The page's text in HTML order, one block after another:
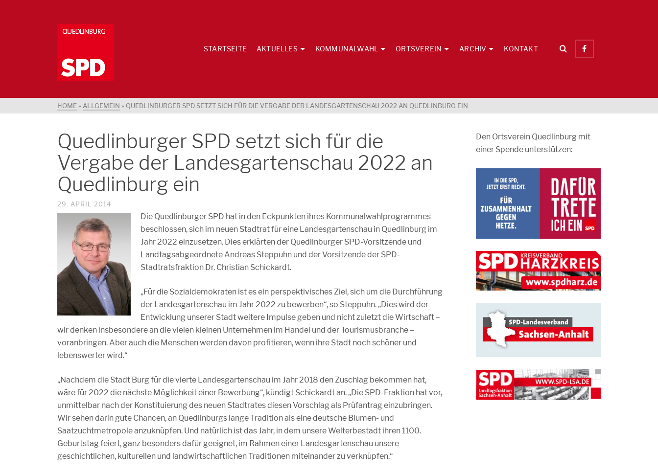
STARTSEITE AKTUELLES KOMMUNALWAHL ORTSVEREIN ARCHIV KONTAKT
HOME » ALLGEMEIN » QUEDLINBURGER SPD SETZT SICH FÜR DIE VERGABE DER LANDESGARTENSCHAU 2022 AN QUEDLINBURG EIN
Quedlinburger SPD setzt sich für die
Vergabe der Landesgartenschau 2022 an
Quedlinburg ein
29. APRIL 2014
Die Quedlinburger SPD hat in den Eckpunkten ihres Kommunalwahlprogrammes
beschlossen, sich im neuen Stadtrat für eine Landesgartenschau in Quedlinburg im
Jahr 2022 einzusetzen. Dies erklärten der Quedlinburger SPD-Vorsitzende und
Landtagsabgeordnete Andreas Steppuhn und der Vorsitzende der SPD-
Stadtratsfraktion Dr. Christian Schickardt.
„Für die Sozialdemokraten ist es ein perspektivisches Ziel, sich um die Durchführung
der Landesgartenschau im Jahr 2022 zu bewerben“, so Steppuhn. „Dies wird der
Entwicklung unserer Stadt weitere Impulse geben und nicht zuletzt die Wirtschaft –
wir denken insbesondere an die vielen kleinen Unternehmen im Handel und der Tourismusbranche –
voranbringen. Aber auch die Menschen werden davon profitieren, wenn ihre Stadt noch schöner und
lebenswerter wird.“
„Nachdem die Stadt Burg für die vierte Landesgartenschau im Jahr 2018 den Zuschlag bekommen hat,
wäre für 2022 die nächste Möglichkeit einer Bewerbung“, kündigt Schickardt an. „Die SPD-Fraktion hat vor,
unmittelbar nach der Konstituierung des neuen Stadtrates diesen Vorschlag als Prüfantrag einzubringen.
Wir sehen darin gute Chancen, an Quedlinburgs lange Tradition als eine deutsche Blumen- und
Saatzuchtmetropole anzuknüpfen. Und natürlich ist das Jahr, in dem unsere Welterbestadt ihren 1100.
Geburtstag feiert, ganz besonders dafür geeignet, im Rahmen einer Landesgartenschau unsere
geschichtlichen, kulturellen und landwirtschaftlichen Traditionen miteinander zu verknüpfen.“
Den Ortsverein Quedlinburg mit
einer Spende unterstützen: